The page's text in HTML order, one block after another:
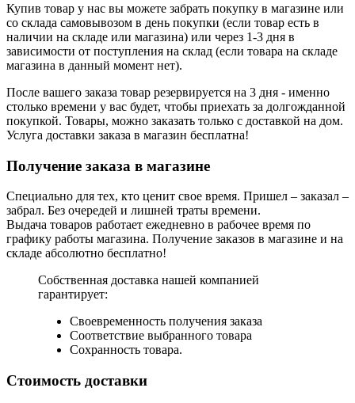
Купив товар у нас вы можете забрать покупку в магазине или
со склада самовывозом в день покупки (если товар есть в
наличии на складе или магазина) или через 1-3 дня в
зависимости от поступления на склад (если товара на складе
магазина в данный момент нет).
После вашего заказа товар резервируется на 3 дня - именно
столько времени у вас будет, чтобы приехать за долгожданной
покупкой. Товары, можно заказать только с доставкой на дом.
Услуга доставки заказа в магазин бесплатна!
Получение заказа в магазине
Специально для тех, кто ценит свое время. Пришел – заказал –
забрал. Без очередей и лишней траты времени.
Выдача товаров работает ежедневно в рабочее время по
графику работы магазина. Получение заказов в магазине и на
складе абсолютно бесплатно!
Собственная доставка нашей компанией
гарантирует:
Своевременность получения заказа
Соответствие выбранного товара
Сохранность товара.
Стоимость доставки